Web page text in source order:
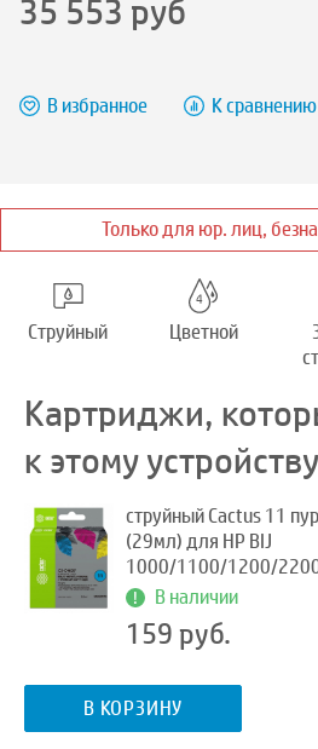
35 553 руб
В избранное К сравнению
Только для юр. лиц,
Струйный Цветной
Картриджи,
к этому устройству
струйный Cactus 11
(29мл) для HP BIJ
1000/1100/1200/
В наличии
159 руб.
В КОРЗИНУ